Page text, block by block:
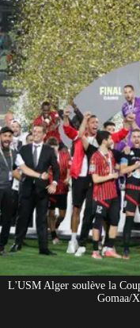
L'USM Alger soulève la
Gomaa/